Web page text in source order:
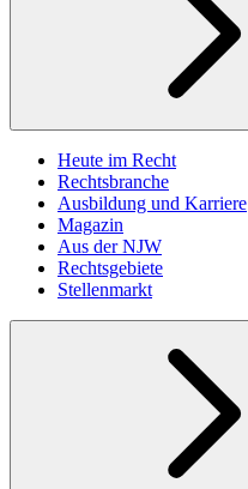
Heute im Recht
Rechtsbranche
Ausbildung und Karriere
Magazin
Aus der NJW
Rechtsgebiete
Stellenmarkt